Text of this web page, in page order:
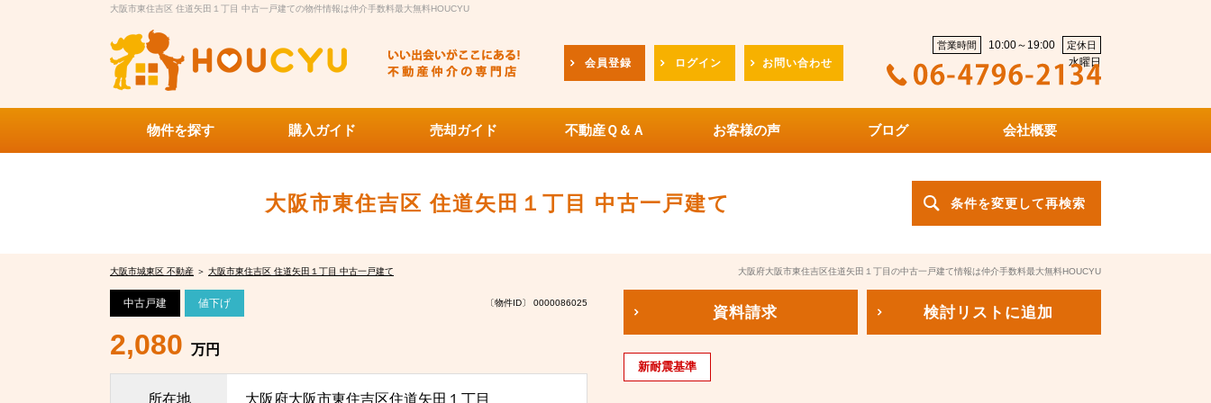
大阪市東住吉区 住道矢田１丁目 中古一戸建ての物件情報は仲介手数料最大無料HOUCYU
会員登録 ログイン お問い合わせ
営業時間 10:00～19:00 定休日
水曜日
物件を探す 購入ガイド 売却ガイド 不動産Ｑ＆Ａ お客様の声 ブログ 会社概要
大阪市東住吉区 住道矢田１丁目 中古一戸建て 条件を変更して再検索
大阪市城東区 不動産 ＞ 大阪市東住吉区 住道矢田１丁目 中古一戸建て 大阪府大阪市東住吉区住道矢田１丁目の中古一戸建て情報は仲介手数料最大無料HOUCYU
〔物件ID〕 0000086025
中古戸建 値下げ
2,080 万円
所在地 大阪府大阪市東住吉区住道矢田１丁目
資料請求 検討リスト に追加
新耐震基準